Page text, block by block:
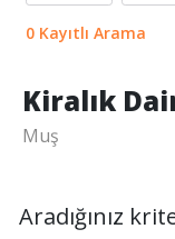
0 Kayıtlı Arama
Kiralık
Muş
Aradığınız